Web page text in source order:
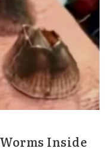
Inside